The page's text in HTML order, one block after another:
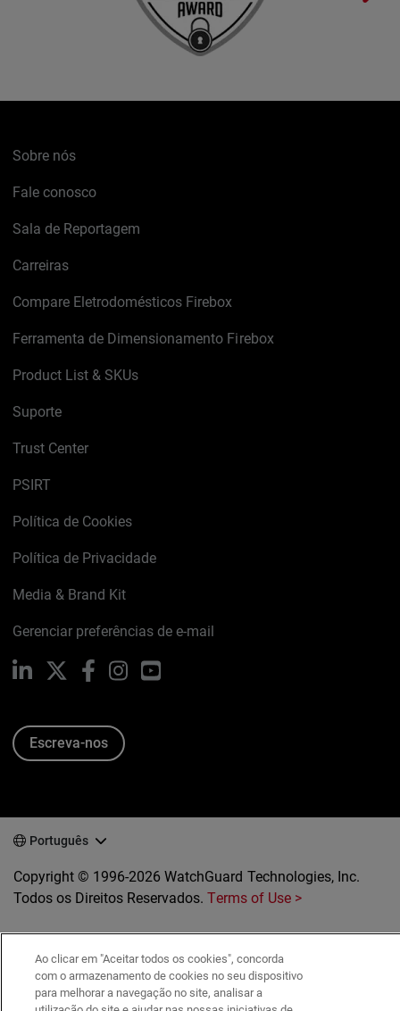
Sobre nós
Fale conosco
Sala de Reportagem
Carreiras
Compare Eletrodomésticos Firebox
Ferramenta de Dimensionamento Firebox
Product List & SKUs
Suporte
Trust Center
PSIRT
Política de Cookies
Política de Privacidade
Media & Brand Kit
Gerenciar preferências de e-mail
LinkedIn FacebookInstagramYouTube
Escreva-nos
Português
Copyright © 1996-2026 WatchGuard Technologies, Inc.
Todos os Direitos Reservados.Terms of Use >
Ao clicar em "Aceitar todos os cookies", concorda
com o armazenamento de cookies no seu dispositivo
para melhorar a navegação no site, analisar a